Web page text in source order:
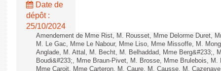
Date de
dépôt :
25/10/2024
Amendement de Mme Rist, M. Rousset, Mme Delorme Duret,
M. Le Gac, Mme Le Nabour, Mme Liso, Mme Missoffe, M.
Anglade, M. Attal, M. Becht, M. Belhaddad, Mme Berg&#233;,
Boudi&#233;, Mme Braun-Pivet, M. Brosse, Mme Brulebois,
Mme Caroit, Mme Carteron, M. Caure, M. Causse, M.